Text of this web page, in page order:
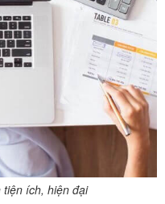
tiện ích, hiện đại